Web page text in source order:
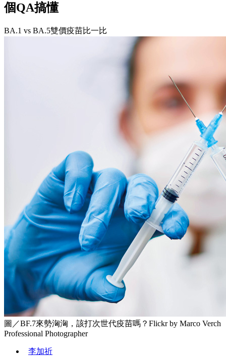
個QA搞懂
BA.1 vs BA.5雙價疫苗比一比
圖／BF.7來勢洶洶，該打次世代疫苗嗎？Flickr by Marco Verch
Professional Photographer
李加祈